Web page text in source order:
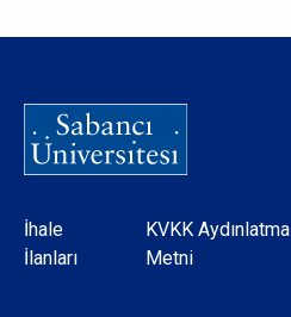
Dipnot
İhale
İlanları
KVKK Aydınlatma
Metni